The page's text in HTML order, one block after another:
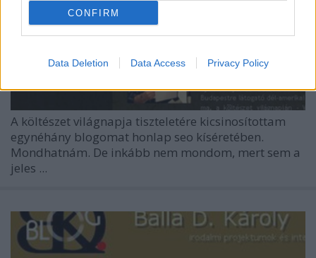
CONFIRM
Data Deletion Data Access Privacy Policy
A költészet világnapja tiszteletére kicsinosítottam
egynéhány blogomat honlap seo kíséretében.
Mondhatnám. De inkább nem mondom, mert sem a
jeles ...